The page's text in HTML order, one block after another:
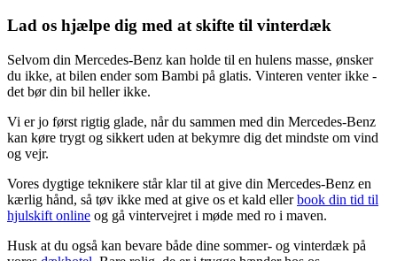
Lad os hjælpe dig med at skifte til vinterdæk
Selvom din Mercedes-Benz kan holde til en hulens masse, ønsker
du ikke, at bilen ender som Bambi på glatis. Vinteren venter ikke -
det bør din bil heller ikke.
Vi er jo først rigtig glade, når du sammen med din Mercedes-Benz
kan køre trygt og sikkert uden at bekymre dig det mindste om vind
og vejr.
Vores dygtige teknikere står klar til at give din Mercedes-Benz en
kærlig hånd, så tøv ikke med at give os et kald ellerbook din tid til
hjulskift online og gå vintervejret i møde med ro i maven.
Husk at du også kan bevare både dine sommer- og vinterdæk på